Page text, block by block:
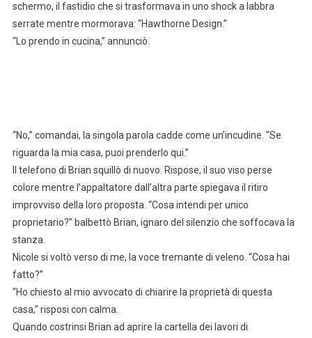
schermo, il fastidio che si trasformava in uno shock a labbra
serrate mentre mormorava: “Hawthorne Design.”
“Lo prendo in cucina,” annunciò.
“No,” comandai, la singola parola cadde come un’incudine. “Se
riguarda la mia casa, puoi prenderlo qui.”
Il telefono di Brian squillò di nuovo. Rispose, il suo viso perse
colore mentre l’appaltatore dall’altra parte spiegava il ritiro
improvviso della loro proposta. “Cosa intendi per unico
proprietario?” balbettò Brian, ignaro del silenzio che soffocava la
stanza.
Nicole si voltò verso di me, la voce tremante di veleno. “Cosa hai
fatto?”
“Ho chiesto al mio avvocato di chiarire la proprietà di questa
casa,” risposi con calma.
Quando costrinsi Brian ad aprire la cartella dei lavori di